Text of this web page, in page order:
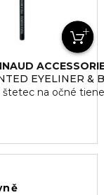
EYELINER &
štetec na očné